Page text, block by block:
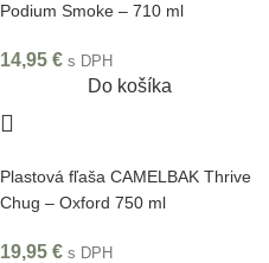
Podium Smoke – 710 ml
14,95 € s DPH
Do košíka
Plastová fľaša CAMELBAK Thrive
Chug – Oxford 750 ml
19,95 € s DPH